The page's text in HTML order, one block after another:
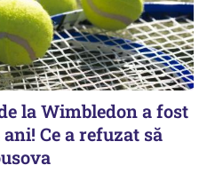
la Wimbledon a fost
Ce a refuzat să